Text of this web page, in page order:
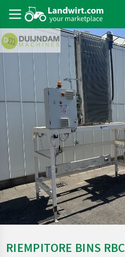
RIEMPITORE BINS RBC